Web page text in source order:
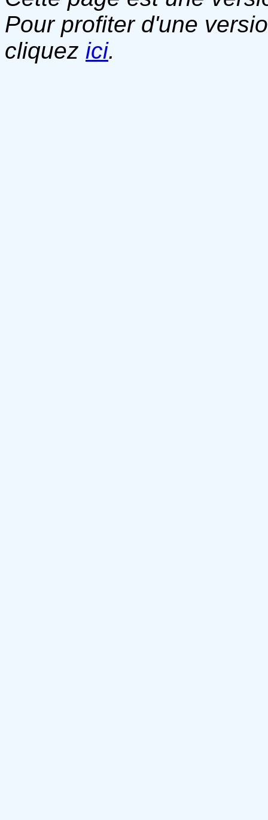
Pour profiter d'une
cliquez ici.